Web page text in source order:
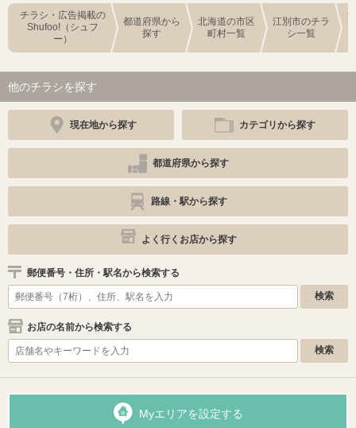
チラシ・広告掲載の
Shufoo!（シュフ
ー）
都道府県から
探す
北海道の市区
町村一覧
江別市のチラ
シ一覧
他のチラシを探す
現在地から探す カテゴリから探す
都道府県から探す
路線・駅から探す
よく行くお店から探す
郵便番号・住所・駅名から検索する
お店の名前から検索する
Myエリアを設定する